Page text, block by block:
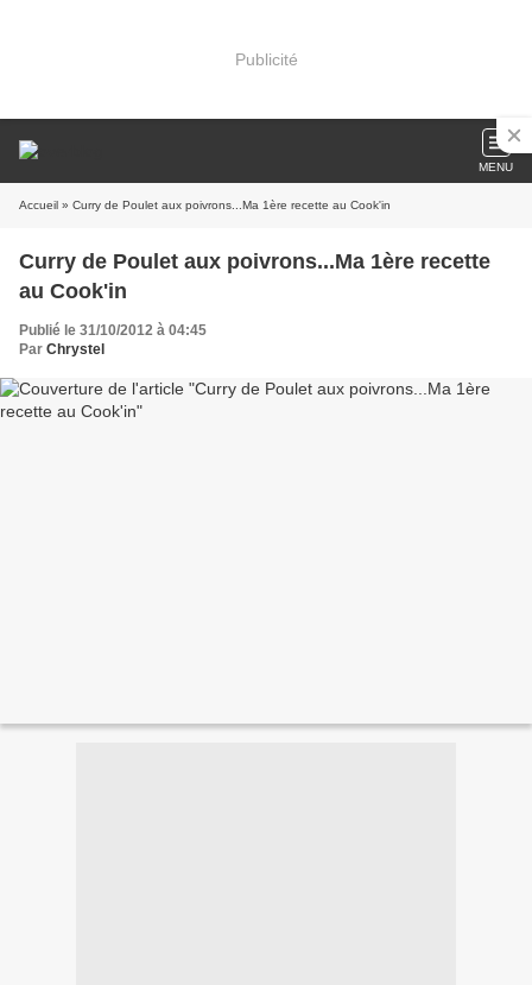
Publicité
MENU
Accueil » Curry de Poulet aux poivrons...Ma 1ère recette au Cook'in
Curry de Poulet aux poivrons...Ma 1ère recette
au Cook'in
Publié le 31/10/2012 à 04:45
Par Chrystel